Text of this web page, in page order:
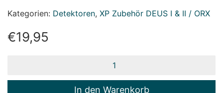
Kategorien: Detektoren, XP Zubehör DEUS I & II / ORX
€19,95
II
In den Warenkorb